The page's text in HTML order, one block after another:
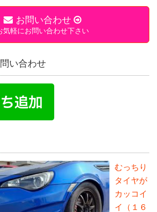
お問い合わせ
気軽にお問い合わせ下さい
い合わせ
むっちり
タイヤが
カッコイ
イ（１６